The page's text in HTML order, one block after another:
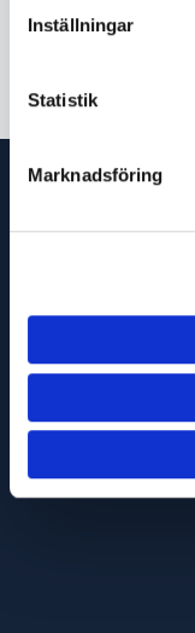
Inställningar
Statistik
Marknadsföring
Färgkod